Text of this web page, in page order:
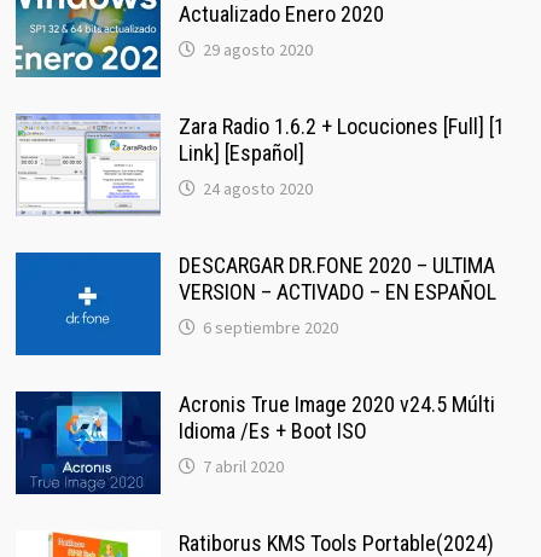
Actualizado Enero 2020
29 agosto 2020
Zara Radio 1.6.2 + Locuciones [Full] [1
Link] [Español]
24 agosto 2020
DESCARGAR DR.FONE 2020 – ULTIMA
VERSION – ACTIVADO – EN ESPAÑOL
6 septiembre 2020
Acronis True Image 2020 v24.5 Múlti
Idioma /Es + Boot ISO
7 abril 2020
Ratiborus KMS Tools Portable(2024)